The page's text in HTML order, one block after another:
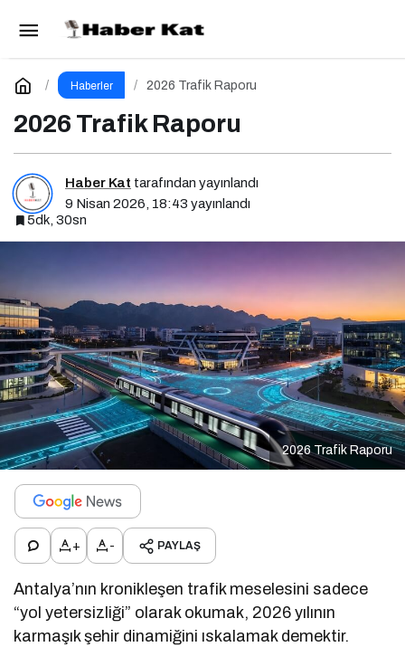
Haberler 2026 Trafik Raporu
2026 Trafik Raporu
Haber Kat tarafından yayınlandı
9 Nisan 2026, 18:43 yayınlandı
5dk, 30sn
2026 Trafik Raporu
+ - PAYLAŞ
Antalya’nın kronikleşen trafik meselesini sadece
“yol yetersizliği” olarak okumak, 2026 yılının
karmaşık şehir dinamiğini ıskalamak demektir.
Ankara-Bükreş Direkt Seferleri Yeniden
Başladı!
Yorum Yap